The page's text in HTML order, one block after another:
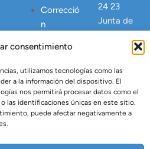
consentimiento
utilizamos tecnologías como las
a la información del dispositivo. El
nos permitirá procesar datos como el
las identificaciones únicas en este sitio.
puede afectar negativamente a
Correcció
n
Postpart
Lipo
Vaser
Tratamien
Plasma
24 23
Junta de